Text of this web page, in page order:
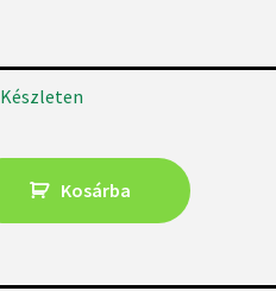
Készleten
Kosárba